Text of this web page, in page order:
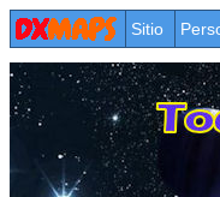
Sitio